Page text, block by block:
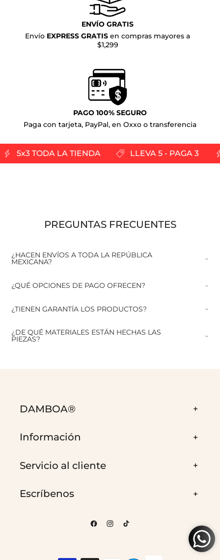
ENVÍO GRATIS
Envío EXPRESS GRATIS en compras mayores a
$1,299
PAGO 100% SEGURO
Paga con tarjeta, PayPal, en Oxxo o transferencia
5x3 TODA LA TIENDA LLEVA 5 - PAGA 3
PREGUNTAS FRECUENTES
¿HACEN ENVÍOS A TODA LA REPÚBLICA
MEXICANA?
¿QUÉ OPCIONES DE PAGO OFRECEN?
¿TIENEN GARANTÍA LOS PRODUCTOS?
¿DE QUÉ MATERIALES ESTÁN HECHAS LAS
PIEZAS?
DAMBOA®
Información
Servicio al cliente
Escríbenos
FacebookInstagram
TikTok